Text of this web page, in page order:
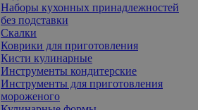
Наборы кухонных принадлежностей
без подставки
Скалки
Коврики для приготовления
Кисти кулинарные
Инструменты кондитерские
Инструменты для приготовления
мороженого